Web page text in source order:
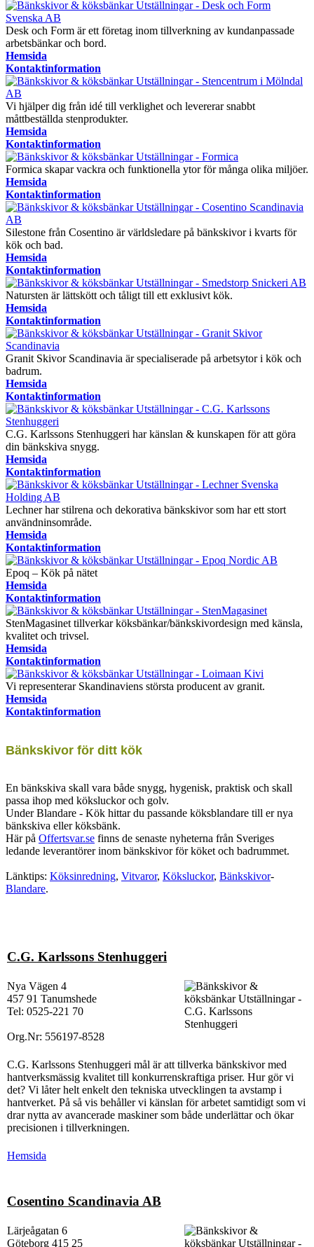
Desk och Form är ett företag inom tillverkning av kundanpassade
arbetsbänkar och bord.
Hemsida
Kontaktinformation
Vi hjälper dig från idé till verklighet och levererar snabbt
måttbeställda stenprodukter.
Hemsida
Kontaktinformation
Formica skapar vackra och funktionella ytor för många olika miljöer.
Hemsida
Kontaktinformation
Silestone från Cosentino är världsledare på bänkskivor i kvarts för
kök och bad.
Hemsida
Kontaktinformation
Natursten är lättskött och tåligt till ett exklusivt kök.
Hemsida
Kontaktinformation
Granit Skivor Scandinavia är specialiserade på arbetsytor i kök och
badrum.
Hemsida
Kontaktinformation
C.G. Karlssons Stenhuggeri har känslan & kunskapen för att göra
din bänkskiva snygg.
Hemsida
Kontaktinformation
Lechner har stilrena och dekorativa bänkskivor som har ett stort
användninsområde.
Hemsida
Kontaktinformation
Epoq – Kök på nätet
Hemsida
Kontaktinformation
StenMagasinet tillverkar köksbänkar/bänkskivordesign med känsla,
kvalitet och trivsel.
Hemsida
Kontaktinformation
Vi representerar Skandinaviens största producent av granit.
Hemsida
Kontaktinformation
Bänkskivor för ditt kök
En bänkskiva skall vara både snygg, hygenisk, praktisk och skall
passa ihop med köksluckor och golv.
Under Blandare - Kök hittar du passande köksblandare till er nya
bänkskiva eller köksbänk.
Här på Offertsvar.se finns de senaste nyheterna från Sveriges
ledande leverantörer inom bänkskivor för köket och badrummet.
Länktips: Köksinredning, Vitvaror, Köksluckor, Bänkskivor-
Blandare.
C.G. Karlssons Stenhuggeri
Nya Vägen 4
457 91 Tanumshede
Tel: 0525-221 70
Org.Nr: 556197-8528
C.G. Karlssons Stenhuggeri mål är att tillverka bänkskivor med
hantverksmässig kvalitet till konkurrenskraftiga priser. Hur gör vi
det? Vi låter helt enkelt den tekniska utvecklingen ta avstamp i
hantverket. På så vis behåller vi känslan för arbetet samtidigt som vi
drar nytta av avancerade maskiner som både underlättar och ökar
precisionen i tillverkningen.
Hemsida
Cosentino Scandinavia AB
Lärjeågatan 6
Göteborg 415 25